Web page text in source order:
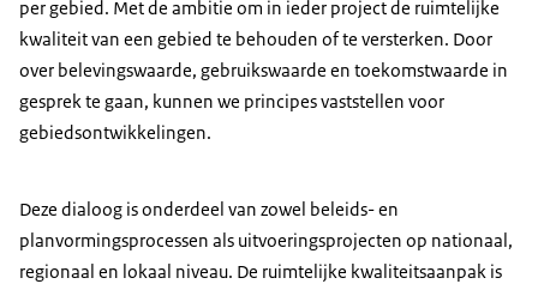
per gebied. Met de ambitie om in ieder project de ruimtelijke
kwaliteit van een gebied te behouden of te versterken. Door
over belevingswaarde, gebruikswaarde en toekomstwaarde in
gesprek te gaan, kunnen we principes vaststellen voor
gebiedsontwikkelingen.
Deze dialoog is onderdeel van zowel beleids- en
planvormingsprocessen als uitvoeringsprojecten op nationaal,
regionaal en lokaal niveau. De ruimtelijke kwaliteitsaanpak is